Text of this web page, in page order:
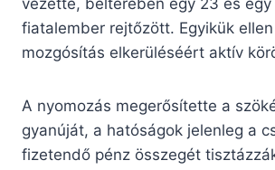
vezette, belterében egy 23 és egy
fiatalember rejtőzött. Egyikük
mozgósítás elkerüléséért aktív
A nyomozás megerősítette a
gyanúját, a hatóságok jelenleg a
fizetendő pénz összegét